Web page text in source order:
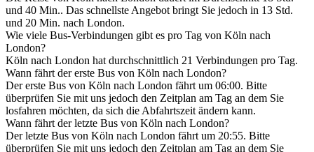
und 40 Min.. Das schnellste Angebot bringt Sie jedoch in 13 Std.
und 20 Min. nach London.
Wie viele Bus-Verbindungen gibt es pro Tag von Köln nach
London?
Köln nach London hat durchschnittlich 21 Verbindungen pro Tag.
Wann fährt der erste Bus von Köln nach London?
Der erste Bus von Köln nach London fährt um 06:00. Bitte
überprüfen Sie mit uns jedoch den Zeitplan am Tag an dem Sie
losfahren möchten, da sich die Abfahrtszeit ändern kann.
Wann fährt der letzte Bus von Köln nach London?
Der letzte Bus von Köln nach London fährt um 20:55. Bitte
überprüfen Sie mit uns jedoch den Zeitplan am Tag an dem Sie